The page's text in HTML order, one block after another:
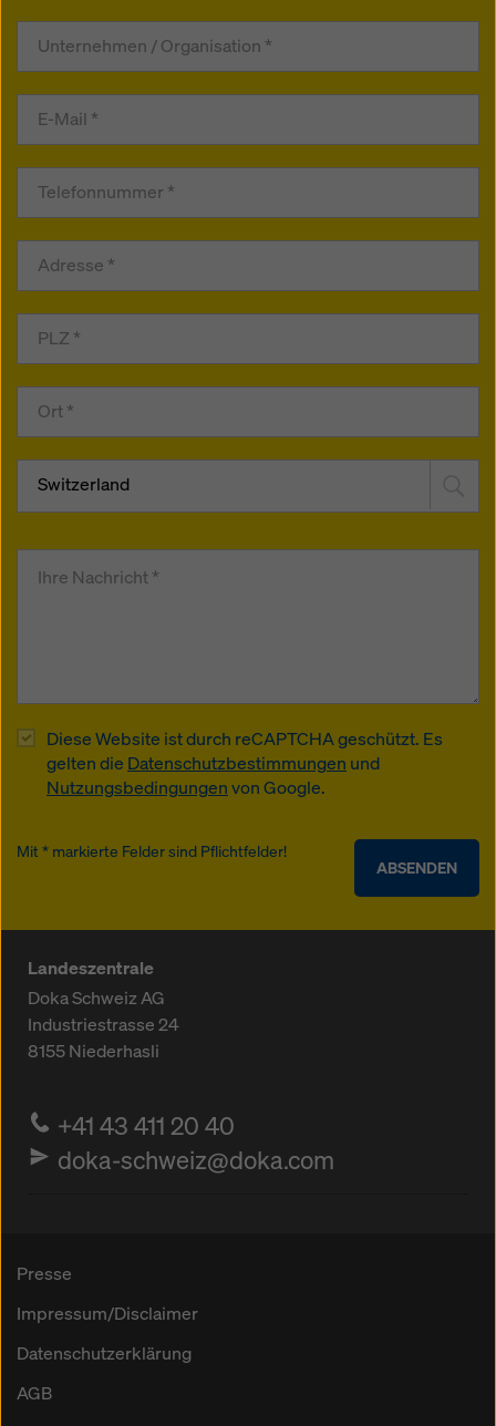
Switzerland
Diese Website ist durch reCAPTCHA geschützt. Es
gelten die Datenschutzbestimmungen und
Nutzungsbedingungenvon Google.
ABSENDEN
Mit * markierte Felder sind Pflichtfelder!
Landeszentrale
Doka Schweiz AG
Industriestrasse 24
8155Niederhasli
+41 43 411 20 40
doka-schweiz@doka.com
Presse
Impressum/Disclaimer
Datenschutzerklärung
AGB